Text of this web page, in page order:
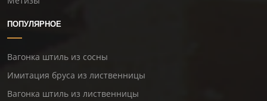
ПОПУЛЯРНОЕ
Вагонка штиль из сосны
Имитация бруса из лиственницы
Вагонка штиль из лиственницы